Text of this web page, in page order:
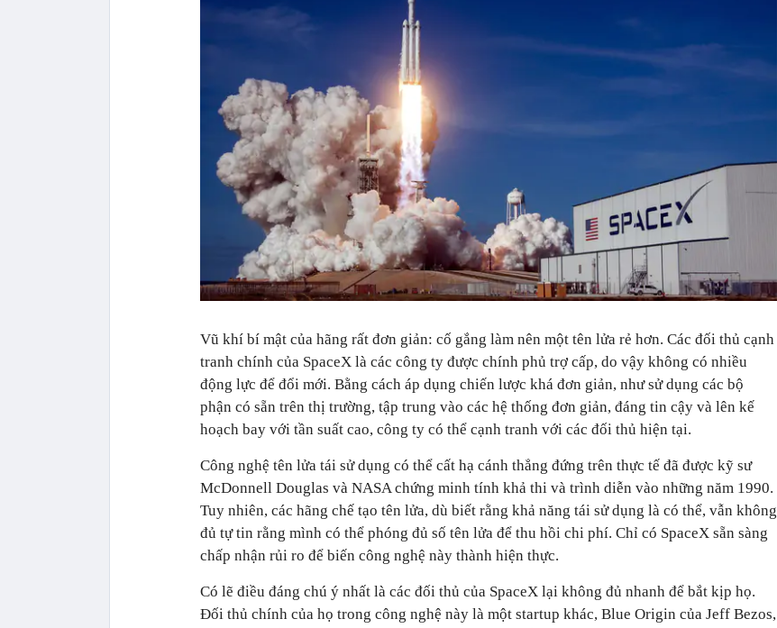
Vũ khí bí mật của hãng rất đơn giản: cố gắng làm nên một tên lửa rẻ hơn. Các đối thủ cạnh
tranh chính của SpaceX là các công ty được chính phủ trợ cấp, do vậy không có nhiều
động lực để đổi mới. Bằng cách áp dụng chiến lược khá đơn giản, như sử dụng các bộ
phận có sẵn trên thị trường, tập trung vào các hệ thống đơn giản, đáng tin cậy và lên kế
hoạch bay với tần suất cao, công ty có thể cạnh tranh với các đối thủ hiện tại.
Công nghệ tên lửa tái sử dụng có thể cất hạ cánh thẳng đứng trên thực tế đã được kỹ sư
McDonnell Douglas và NASA chứng minh tính khả thi và trình diễn vào những năm 1990.
Tuy nhiên, các hãng chế tạo tên lửa, dù biết rằng khả năng tái sử dụng là có thể, vẫn không
đủ tự tin rằng mình có thể phóng đủ số tên lửa để thu hồi chi phí. Chỉ có SpaceX sẵn sàng
chấp nhận rủi ro để biến công nghệ này thành hiện thực.
Có lẽ điều đáng chú ý nhất là các đối thủ của SpaceX lại không đủ nhanh để bắt kịp họ.
Đối thủ chính của họ trong công nghệ này là một startup khác, Blue Origin của Jeff Bezos,